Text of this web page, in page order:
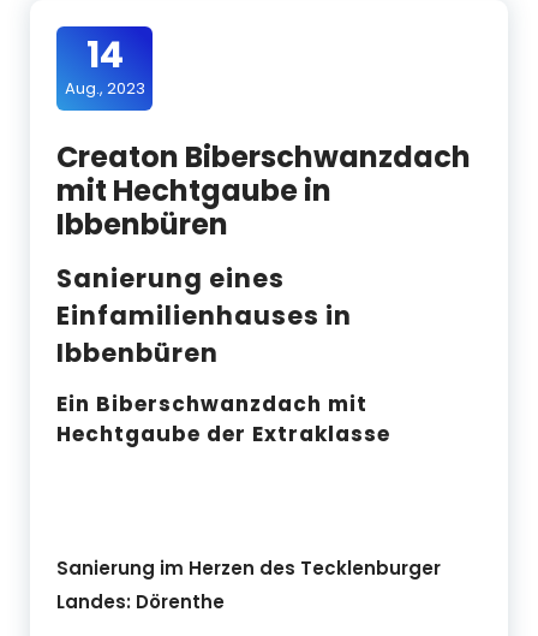
14
Aug., 2023
Creaton Biberschwanzdach
mit Hechtgaube in
Ibbenbüren
Sanierung eines
Einfamilienhauses in
Ibbenbüren
Ein Biberschwanzdach mit
Hechtgaube der Extraklasse
Sanierung im Herzen des Tecklenburger
Landes: Dörenthe